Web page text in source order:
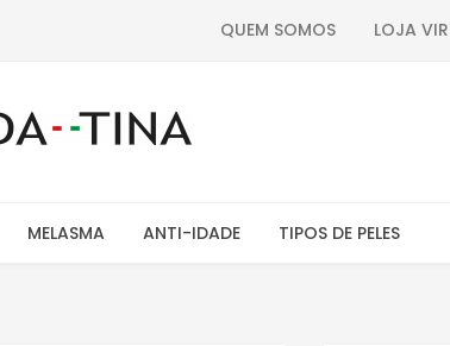
QUEM SOMOS LOJA
MELASMA ANTI-IDADE TIPOS DE PELES